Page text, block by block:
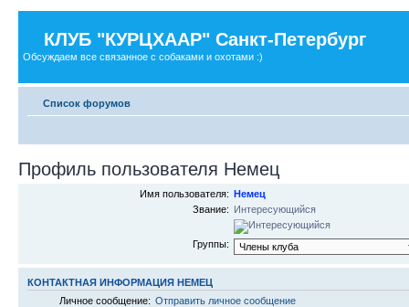
КЛУБ "КУРЦХААР" Санкт-Петербург
Обсуждаем все связанное с собаками и охотами :)
Список форумов
Профиль пользователя Немец
Имя пользователя: Немец
Звание: Интересующийся
Группы:
КОНТАКТНАЯ ИНФОРМАЦИЯ НЕМЕЦ
Личное сообщение: Отправить личное сообщение